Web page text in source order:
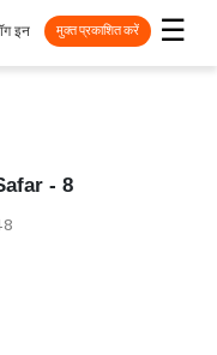
☰
इन मुक्त प्रकाशित करें
- 8